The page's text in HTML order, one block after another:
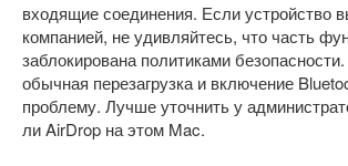
входящие соединения. Если устройство
компанией, не удивляйтесь, что часть
заблокирована политиками
обычная перезагрузка и включение
проблему. Лучше уточнить у
ли AirDrop на этом Mac.